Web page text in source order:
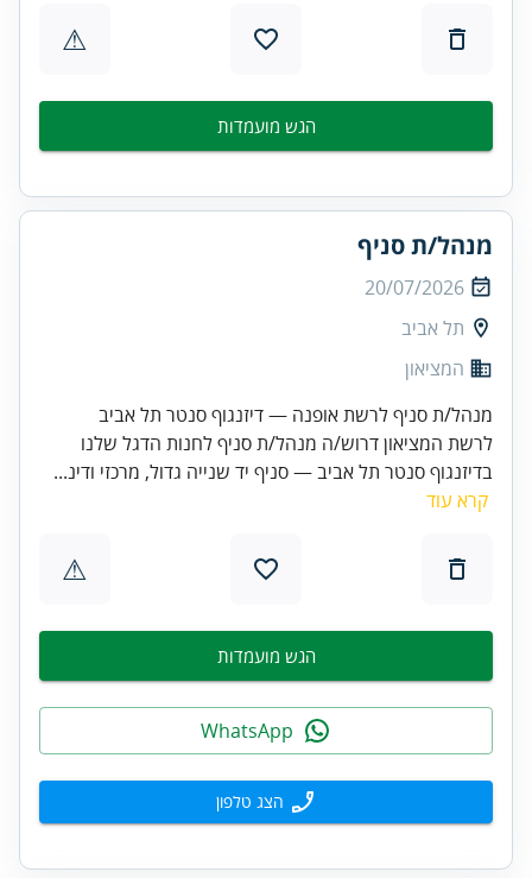
⚠
הגש מועמדות
מנהל/ת סניף
20/07/2026
תל אביב
המציאון
מנהל/ת סניף לרשת אופנה — דיזנגוף סנטר תל אביב
לרשת המציאון דרוש/ה מנהל/ת סניף לחנות הדגל שלנו
בדיזנגוף סנטר תל אביב — סניף יד שנייה גדול, מרכזי ודינ...
קרא עוד
⚠
הגש מועמדות
הצג טלפון